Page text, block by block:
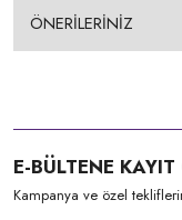
ÖNERİLERİNİZ
E-BÜLTENE KAYIT
Kampanya ve özel